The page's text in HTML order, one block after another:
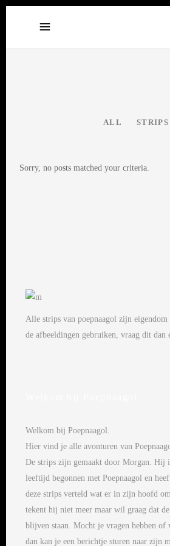
ALL STRIPS
Sorry, no posts matched your criteria.
Alle strips van poepnaagol zijn
de afbeeldingen gebruiken, vraag dit dan
Welkom bij Poepnaagol.
Hier vind je alle avonturen van
De strips zijn gemaakt door Morgan. Hij
leeftijd begonnen met Poepnaagol en
deze strips verteld wat er in zijn hoofd
tekent hij niet meer maar wil graag dat
blijven staan. Mocht je vragen hebben
dan kan je een berichtje sturen naar zijn